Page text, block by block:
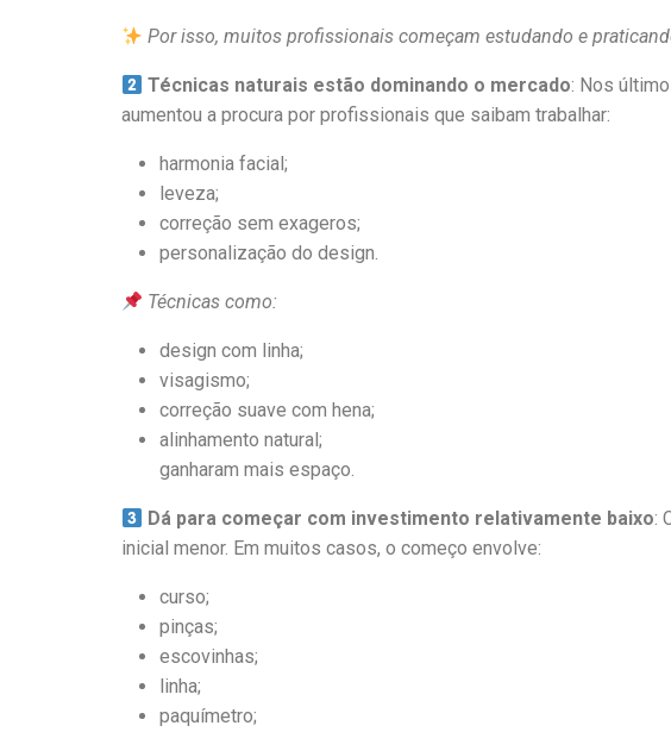
Por isso, muitos profissionais começam estudando e
Técnicas naturais estão dominando o mercado: Nos
aumentou a procura por profissionais que saibam trabalhar:
harmonia facial;
leveza;
correção sem exageros;
personalização do design.
Técnicas como:
design com linha;
visagismo;
correção suave com hena;
alinhamento natural;
ganharam mais espaço.
Dá para começar com investimento relativamente baixo:
inicial menor. Em muitos casos, o começo envolve:
curso;
pinças;
escovinhas;
linha;
paquímetro;